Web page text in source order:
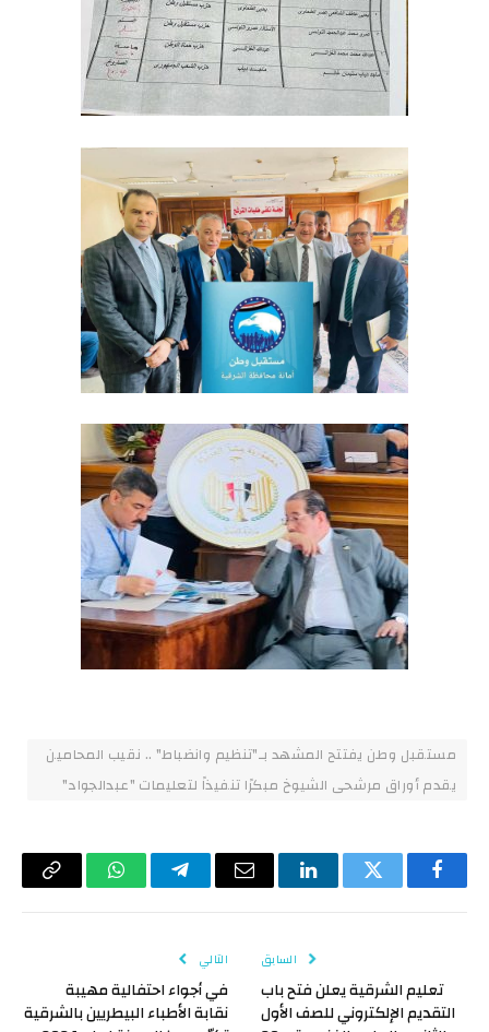
مستقبل وطن يفتتح المشهد بـ"تنظيم وانضباط" .. نقيب المحامين
يقدم أوراق مرشحى الشيوخ مبكرًا تنفيذاً لتعليمات "عبدالجواد"
فيسبوكتويتر لينكدإن البريد
تيلقرام واتسابCopy
السابق
تعليم الشرقية يعلن فتح باب
التقديم الإلكتروني للصف الأول
التالي
في أجواء احتفالية مهيبة
نقابة الأطباء البيطريين بالشرقية